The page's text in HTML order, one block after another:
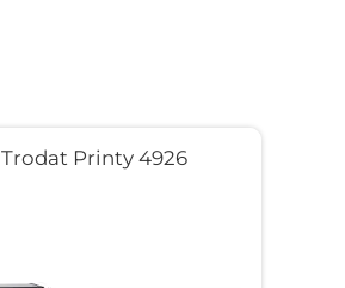
Trodat Printy 4926